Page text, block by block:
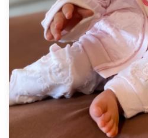
Značky
Přihlášení